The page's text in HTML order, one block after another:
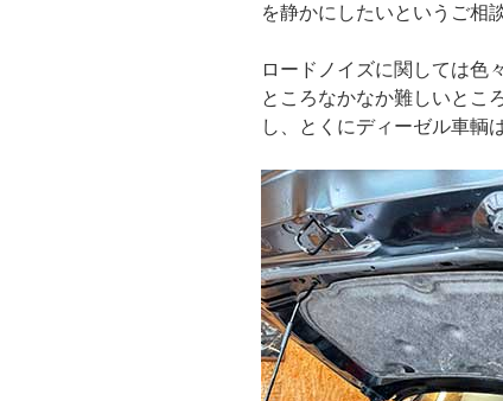
を静かにしたいというご相
ロードノイズに関しては色
ところなかなか難しいとこ
し、とくにディーゼル車輌